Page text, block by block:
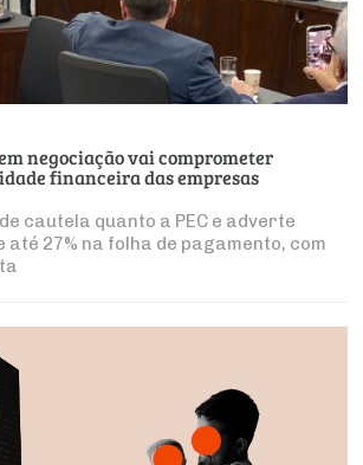
negociação vai comprometer
financeira das empresas
cautela quanto a PEC e adverte
até 27% na folha de pagamento, com